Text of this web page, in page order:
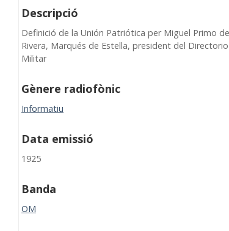
Descripció
Definició de la Unión Patriótica per Miguel Primo de
Rivera, Marqués de Estella, president del Directorio
Militar
Gènere radiofònic
Informatiu
Data emissió
1925
Banda
OM